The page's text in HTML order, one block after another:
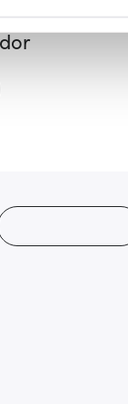
för att innehållet
det som vi tror att
analysera vår